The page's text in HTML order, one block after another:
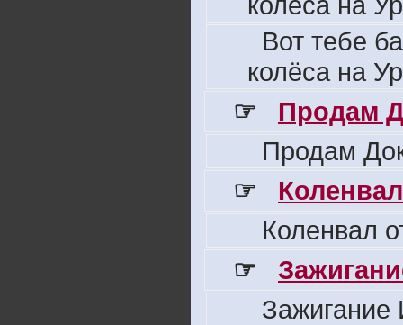
Вот тебе
колёса на
☞
Продам
Продам
☞
Коленвал
☞